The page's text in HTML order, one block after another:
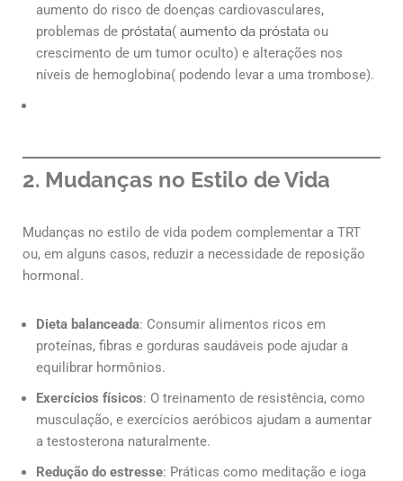
aumento do risco de doenças cardiovasculares,
problemas de próstata( aumento da próstata ou
crescimento de um tumor oculto) e alterações nos
níveis de hemoglobina( podendo levar a uma trombose).
2. Mudanças no Estilo de Vida
Mudanças no estilo de vida podem complementar a TRT
ou, em alguns casos, reduzir a necessidade de reposição
hormonal.
Dieta balanceada: Consumir alimentos ricos em
proteínas, fibras e gorduras saudáveis pode ajudar a
equilibrar hormônios.
Exercícios físicos: O treinamento de resistência, como
musculação, e exercícios aeróbicos ajudam a aumentar
a testosterona naturalmente.
Redução do estresse: Práticas como meditação e ioga